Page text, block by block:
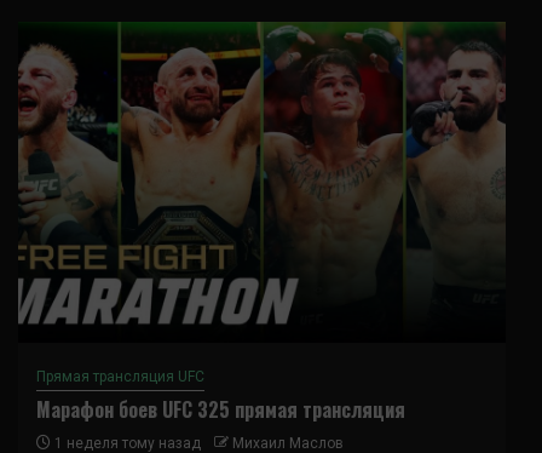
Прямая трансляция UFC
Марафон боев UFC 325 прямая трансляция
1 неделя тому назад Михаил Маслов